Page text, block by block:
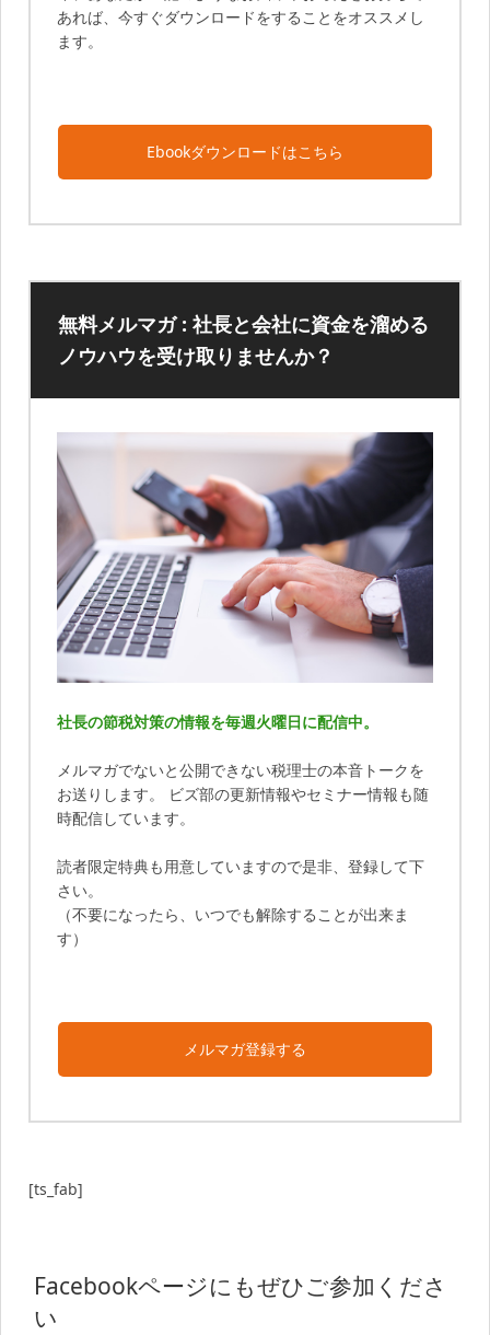
あれば、今すぐダウンロードをすることをオススメし
ます。
Ebookダウンロードはこちら
無料メルマガ : 社長と会社に資金を溜める
ノウハウを受け取りませんか？
社長の節税対策の情報を毎週火曜日に配信中。
メルマガでないと公開できない税理士の本音トークを
お送りします。 ビズ部の更新情報やセミナー情報も随
時配信しています。
読者限定特典も用意していますので是非、登録して下
さい。
（不要になったら、いつでも解除することが出来ま
す）
メルマガ登録する
[ts_fab]
Facebookページにもぜひご参加くださ
い